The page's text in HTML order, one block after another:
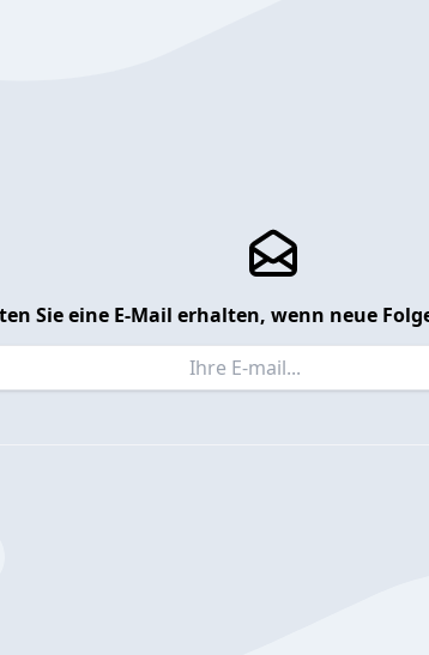
Sie eine E-Mail erhalten, wenn neue